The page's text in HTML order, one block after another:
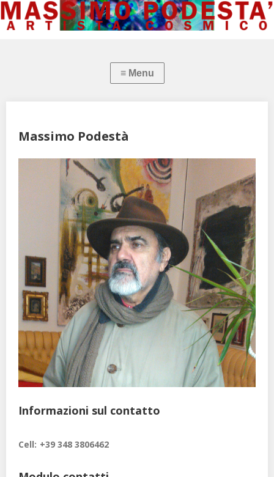
Massimo Podestà
Informazioni sul contatto
Cell: +39 348 3806462